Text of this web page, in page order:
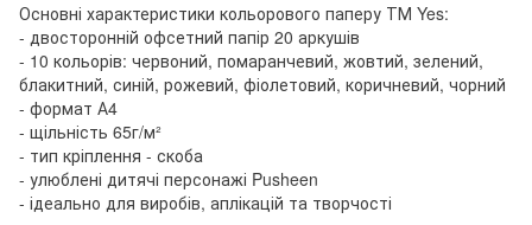
Основні характеристики кольорового паперу ТМ Yes:
- двосторонній офсетний папір 20 аркушів
- 10 кольорів: червоний, помаранчевий, жовтий, зелений,
блакитний, синій, рожевий, фіолетовий, коричневий, чорний
- формат А4
- щільність 65г/м²
- тип кріплення - скоба
- улюблені дитячі персонажі Pusheen
- ідеально для виробів, аплікацій та творчості